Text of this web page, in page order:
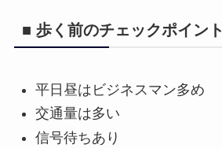
■ 歩く前のチェックポイント
平日昼はビジネスマン多め
交通量は多い
信号待ちあり